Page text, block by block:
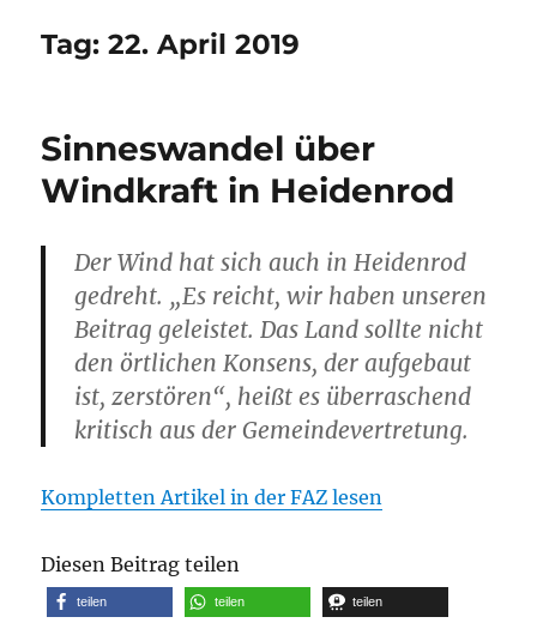
Tag:22. April 2019
Sinneswandel über
Windkraft in Heidenrod
Der Wind hat sich auch in Heidenrod
gedreht. „Es reicht, wir haben unseren
Beitrag geleistet. Das Land sollte nicht
den örtlichen Konsens, der aufgebaut
ist, zerstören“, heißt es überraschend
kritisch aus der Gemeindevertretung.
Kompletten Artikel in der FAZ lesen
Diesen Beitrag teilen
teilen teilen teilen